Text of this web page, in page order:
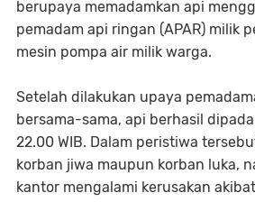
berupaya memadamkan api
pemadam api ringan (APAR) milik
mesin pompa air milik warga.
Setelah dilakukan upaya
bersama-sama, api berhasil
22.00 WIB. Dalam peristiwa
korban jiwa maupun korban luka,
kantor mengalami kerusakan